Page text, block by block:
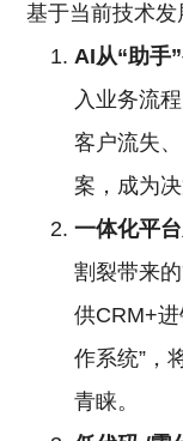
基于当前技术发
AI从“助手
入业务流
客户流失
案，成为
一体化平
割裂带来
供CRM+
作系统”，
青睐。